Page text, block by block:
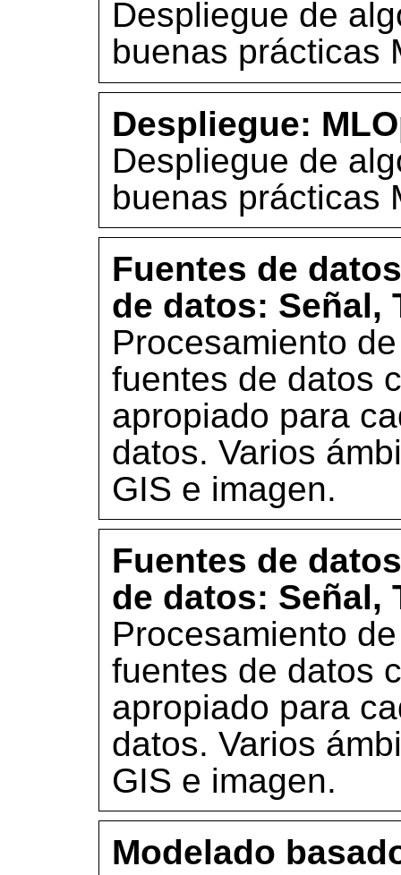
Despliegue de
buenas prácticas
Despliegue:
Despliegue de
buenas prácticas
Fuentes de
de datos: Señal,
Procesamiento
fuentes de datos
apropiado para
datos. Varios
GIS e imagen.
Fuentes de
de datos: Señal,
Procesamiento
fuentes de datos
apropiado para
datos. Varios
GIS e imagen.
Modelado